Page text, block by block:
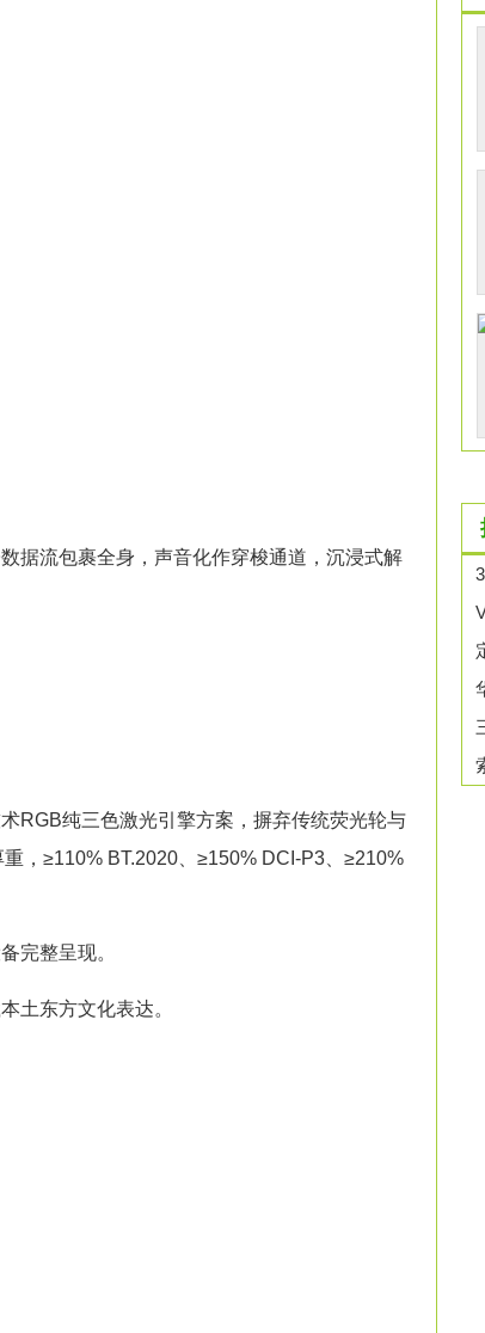
据流包裹全身，声音化作穿梭通道，沉浸式解
RGB纯三色激光引擎方案，摒弃传统荧光轮与
，≥110% BT.2020、≥150% DCI-P3、≥210%
完整呈现。
土东方文化表达。